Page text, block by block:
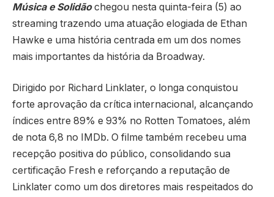
Música e Solidãochegou nesta quinta-feira (5) ao
streaming trazendo uma atuação elogiada de Ethan
Hawke e uma história centrada em um dos nomes
mais importantes da história da Broadway.
Dirigido por Richard Linklater, o longa conquistou
forte aprovação da crítica internacional, alcançando
índices entre 89% e 93% no Rotten Tomatoes, além
de nota 6,8 no IMDb. O filme também recebeu uma
recepção positiva do público, consolidando sua
certificação Fresh e reforçando a reputação de
Linklater como um dos diretores mais respeitados do